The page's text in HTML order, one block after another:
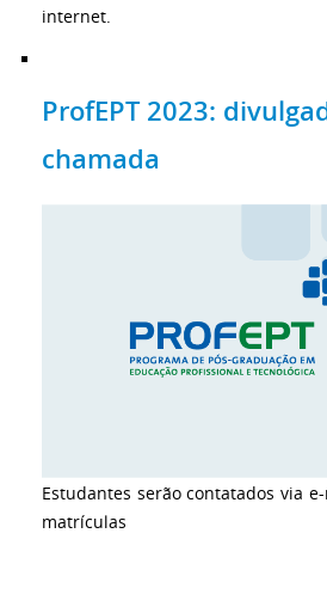
internet.
ProfEPT 2023:
chamada
Estudantes serão contatados via
matrículas